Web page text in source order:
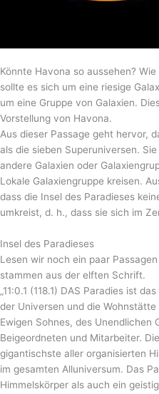
Könnte Havona so aussehen?
sollte es sich um eine riesige
um eine Gruppe von Galaxien.
Vorstellung von Havona.
Aus dieser Passage geht hervor,
als die sieben Superuniversen.
andere Galaxien oder
Lokale Galaxiengruppe kreisen.
dass die Insel des Paradieses
umkreist, d. h., dass sie sich im
Insel des Paradieses
Lesen wir noch ein paar
stammen aus der elften Schrift.
„11:0.1 (118.1) DAS Paradies ist
der Universen und die
Ewigen Sohnes, des Unendlichen
Beigeordneten und Mitarbeiter.
gigantischste aller organisierten
im gesamten Alluniversum. Das
Himmelskörper als auch ein